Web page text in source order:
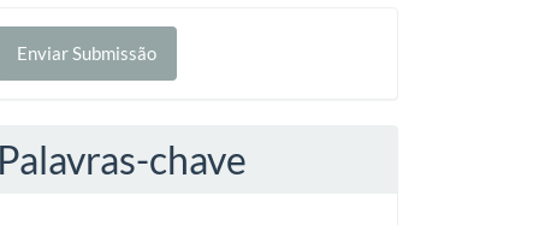
Enviar Submissão
Palavras-chave